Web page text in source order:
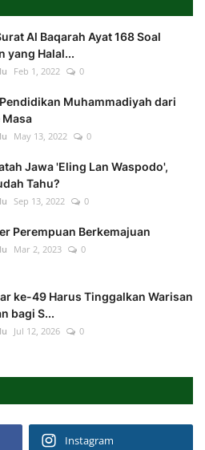
Al Baqarah Ayat 168 Soal
yang Halal...
Feb 1, 2022 0
Muhammadiyah dari
Masa
May 13, 2022 0
Jawa 'Eling Lan Waspodo',
Tahu?
Sep 13, 2022 0
Perempuan Berkemajuan
Mar 2, 2023 0
ke-49 Harus Tinggalkan Warisan
bagi S...
Jul 12, 2026 0
Instagram